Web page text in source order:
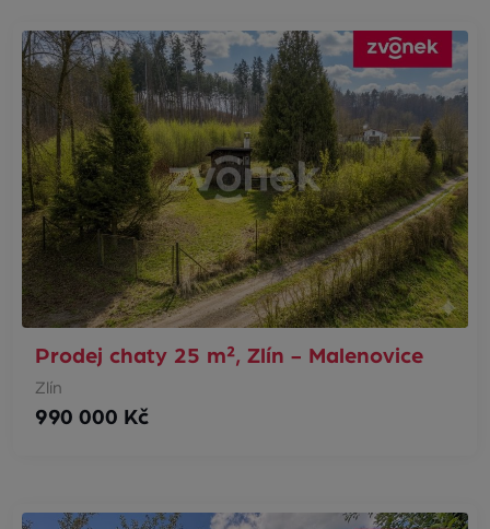
Prodej chaty 25 m², Zlín - Malenovice
Zlín
990 000 Kč